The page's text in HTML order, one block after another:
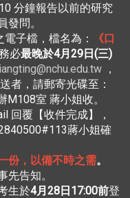
10 分鐘報告以前的研究
發問。
子檔，檔名為：
《口
必最晚於4月29日(三)
，
，請郵寄光碟至：
室 蔣小姐收。
覆【收件完成】，
蔣小姐確
份，以備不時之需。
告知。
生於4月28日17:00前登